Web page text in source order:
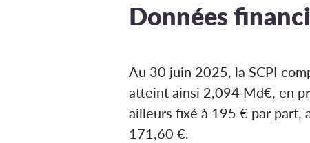
Données
Au 30 juin 2025, la SCPI
atteint ainsi 2,094 Md€, en
ailleurs fixé à 195 € par part,
171,60 €.